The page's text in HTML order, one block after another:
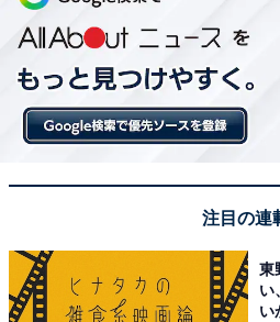
この記事の筆者：坂上 恵
All About ニュースの編集者。オ
SNSトレンドにフォーカスした
ングの経験を経て、のちにAll
ンバーに参入。現在は旅行・カ
を中心に企画編集を担当。東京
ポーツ観戦が生きがい。
次ページ 10位まで
注目の連
東
い
い